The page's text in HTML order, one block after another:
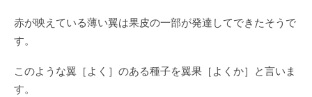
赤が映えている薄い翼は果皮の一部が発達してできたそうで
す。
このような翼［よく］のある種子を翼果［よくか］と言いま
す。